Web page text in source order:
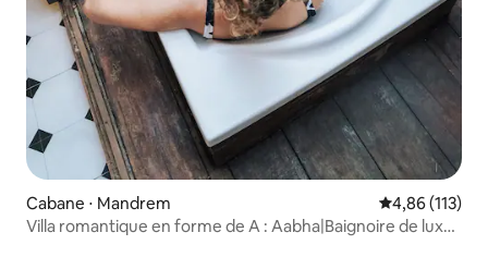
Cabane ⋅ Mandrem Évaluation
4,86 (113)
Villa romantique en forme de A : Aabha|Baignoire de luxe